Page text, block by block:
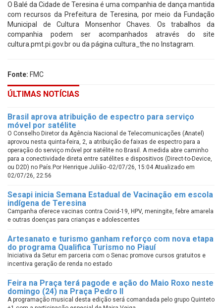
O Balé da Cidade de Teresina é uma companhia de dança mantida
com recursos da Prefeitura de Teresina, por meio da Fundação
Municipal de Cultura Monsenhor Chaves. Os trabalhos da
companhia podem ser acompanhados através do site
cultura.pmt.pi.gov.br ou da página cultura_the no Instagram.
Fonte: FMC
ÚLTIMAS NOTÍCIAS
Brasil aprova atribuição de espectro para serviço
móvel por satélite
O Conselho Diretor da Agência Nacional de Telecomunicações (Anatel)
aprovou nesta quinta-feira, 2, a atribuição de faixas de espectro para a
operação do serviço móvel por satélite no Brasil. A medida abre caminho
para a conectividade direta entre satélites e dispositivos (Direct-to-Device,
ou D2D) no País.Por Henrique Julião -02/07/26, 15:04 Atualizado em
02/07/26, 22:56
Sesapi inicia Semana Estadual de Vacinação em escola
indígena de Teresina
Campanha oferece vacinas contra Covid-19, HPV, meningite, febre amarela
e outras doenças para crianças e adolescentes
Artesanato e turismo ganham reforço com nova etapa
do programa Qualifica Turismo no Piauí
Iniciativa da Setur em parceria com o Senac promove cursos gratuitos e
incentiva geração de renda no estado
Feira na Praça terá pagode e ação do Maio Roxo neste
domingo (24) na Praça Pedro II
A programação musical desta edição será comandada pelo grupo Quinteto